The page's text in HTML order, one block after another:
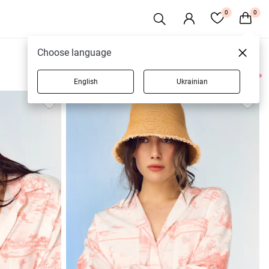
0 0
348 товаров
Choose language
English Ukrainian